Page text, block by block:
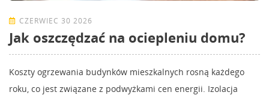
CZERWIEC 30 2026
Jak oszczędzać na ociepleniu domu?
Koszty ogrzewania budynków mieszkalnych rosną każdego
roku, co jest związane z podwyżkami cen energii. Izolacja